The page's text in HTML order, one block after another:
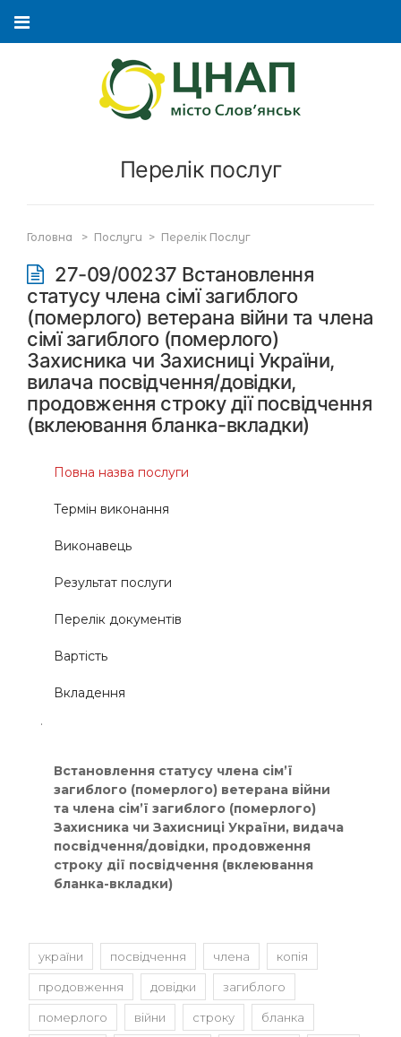
Перелік послуг
Головна > Послуги > Перелік Послуг
27-09/00237 Встановлення
статусу члена сімї загиблого
(померлого) ветерана війни та члена
сімї загиблого (померлого)
Захисника чи Захисниці України,
вилача посвідчення/довідки,
продовження строку дії посвідчення
(вклеювання бланка-вкладки)
Повна назва послуги
Термін виконання
Виконавець
Результат послуги
Перелік документів
Вартість
Вкладення
.
Встановлення статусу члена сім’ї
загиблого (померлого) ветерана війни
та члена сім’ї загиблого (померлого)
Захисника чи Захисниці України, видача
посвідчення/довідки, продовження
строку дії посвідчення (вклеювання
бланка-вкладки)
україни посвідчення члена копія
продовження довідки загиблого
померлого війни строку бланка